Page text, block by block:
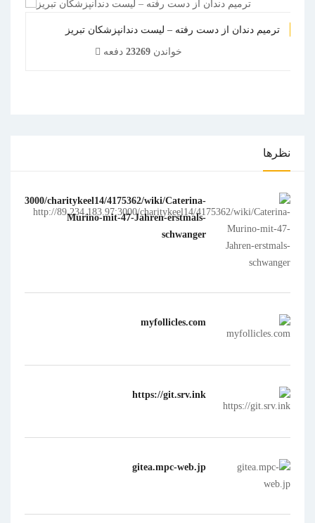
ترمیم دندان از دست رفته – لیست دندانپزشکان تبریز
خواندن 23269 دفعه
نظرها
charitykeel14/4175362/wiki/Caterina-
Murino-mit-47-Jahren-erstmals-
schwanger
myfollicles.com
https://git.srv.ink
gitea.mpc-web.jp